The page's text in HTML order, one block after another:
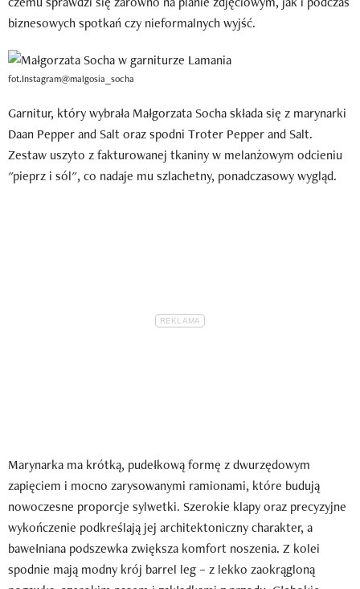
biznesowych spotkań czy nieformalnych wyjść.
fot.Instagram@malgosia_socha
Garnitur, który wybrała Małgorzata Socha składa się z marynarki
Daan Pepper and Salt oraz spodni Troter Pepper and Salt.
Zestaw uszyto z fakturowanej tkaniny w melanżowym odcieniu
"pieprz i sól", co nadaje mu szlachetny, ponadczasowy wygląd.
Marynarka ma krótką, pudełkową formę z dwurzędowym
zapięciem i mocno zarysowanymi ramionami, które budują
nowoczesne proporcje sylwetki. Szerokie klapy oraz precyzyjne
wykończenie podkreślają jej architektoniczny charakter, a
bawełniana podszewka zwiększa komfort noszenia. Z kolei
spodnie mają modny krój barrel leg – z lekko zaokrągloną